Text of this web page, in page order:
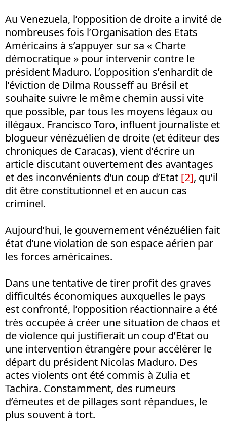
Au Venezuela, l’opposition de droite a invité de
nombreuses fois l’Organisation des Etats
Américains à s’appuyer sur sa « Charte
démocratique » pour intervenir contre le
président Maduro. L’opposition s’enhardit de
l’éviction de Dilma Rousseff au Brésil et
souhaite suivre le même chemin aussi vite
que possible, par tous les moyens légaux ou
illégaux. Francisco Toro, influent journaliste et
blogueur vénézuélien de droite (et éditeur des
chroniques de Caracas), vient d’écrire un
article discutant ouvertement des avantages
et des inconvénients d’un coup d’Etat [2], qu’il
dit être constitutionnel et en aucun cas
criminel.
Aujourd’hui, le gouvernement vénézuélien fait
état d’une violation de son espace aérien par
les forces américaines.
Dans une tentative de tirer profit des graves
difficultés économiques auxquelles le pays
est confronté, l’opposition réactionnaire a été
très occupée à créer une situation de chaos et
de violence qui justifierait un coup d’Etat ou
une intervention étrangère pour accélérer le
départ du président Nicolas Maduro. Des
actes violents ont été commis à Zulia et
Tachira. Constamment, des rumeurs
d’émeutes et de pillages sont répandues, le
plus souvent à tort.